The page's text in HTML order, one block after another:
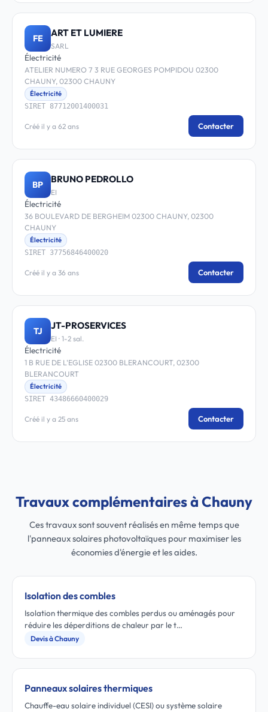
FE ART ET LUMIERE
SARL
Électricité
ATELIER NUMERO 7 3 RUE GEORGES POMPIDOU 02300
CHAUNY, 02300 CHAUNY
Électricité
SIRET 87712001400031
Créé il y a 62 ans Contacter
BP BRUNO PEDROLLO
EI
Électricité
36 BOULEVARD DE BERGHEIM 02300 CHAUNY, 02300
CHAUNY
Électricité
SIRET 37756846400020
Créé il y a 36 ans Contacter
TJ JT-PROSERVICES
EI · 1-2 sal.
Électricité
1 B RUE DE L'EGLISE 02300 BLERANCOURT, 02300
BLERANCOURT
Électricité
SIRET 43486660400029
Créé il y a 25 ans Contacter
Travaux complémentaires à Chauny
Ces travaux sont souvent réalisés en même temps que
l'panneaux solaires photovoltaïques pour maximiser les
économies d'énergie et les aides.
Isolation des combles
Isolation thermique des combles perdus ou aménagés pour
réduire les déperditions de chaleur par le t…
Devis à Chauny
Panneaux solaires thermiques
Chauffe-eau solaire individuel (CESI) ou système solaire